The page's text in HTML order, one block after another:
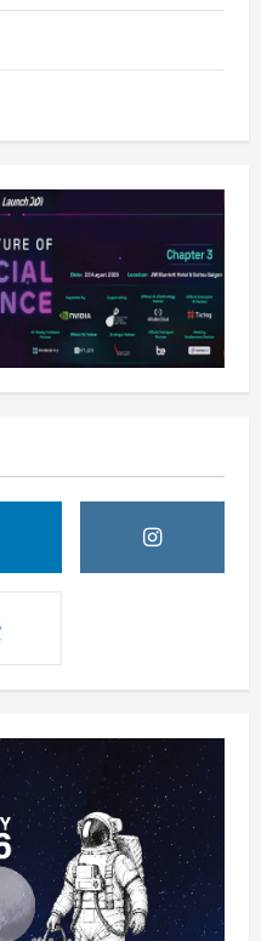
kế hoạch xây nhà máy
trên Mặt Trăng
14:54